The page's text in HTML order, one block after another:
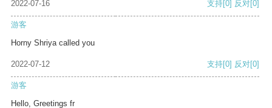
2022-07-16 支持[0] 反对[0]
游客
Horny Shriya called you
2022-07-12 支持[0] 反对[0]
游客
Hello, Greetings fr